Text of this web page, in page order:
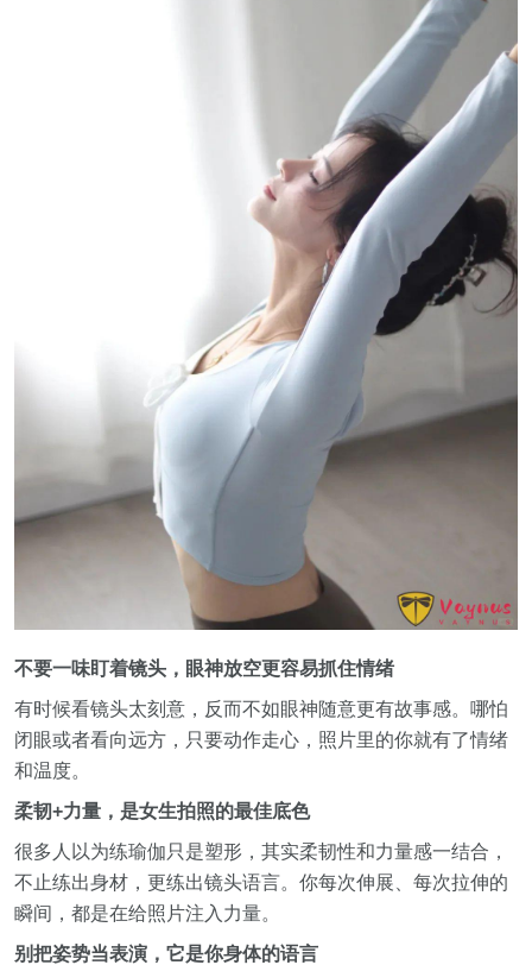
不要一味盯着镜头，眼神放空更容易抓住情绪
有时候看镜头太刻意，反而不如眼神随意更有故事感。哪怕
闭眼或者看向远方，只要动作走心，照片里的你就有了情绪
和温度。
柔韧+力量，是女生拍照的最佳底色
很多人以为练瑜伽只是塑形，其实柔韧性和力量感一结合，
不止练出身材，更练出镜头语言。你每次伸展、每次拉伸的
瞬间，都是在给照片注入力量。
别把姿势当表演，它是你身体的语言